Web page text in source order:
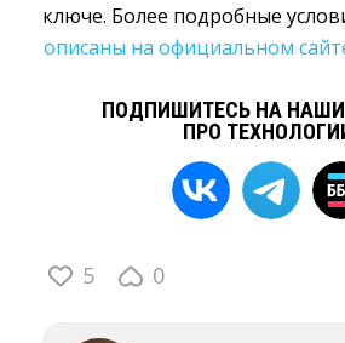
ключе. Более подробные
описаны на официальном
ПОДПИШИТЕСЬ НА
ПРО
5 0